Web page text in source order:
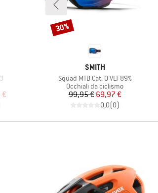
€
MARCHIO
SMITH
Articolo
Squad MTB Cat. 0 VLT 89%
Gruppo di prodotti
Occhiali da ciclismo
Prezzo
99,95 €Prezzo ridotto
69,97 €
0,0(0)
Sconto
30%